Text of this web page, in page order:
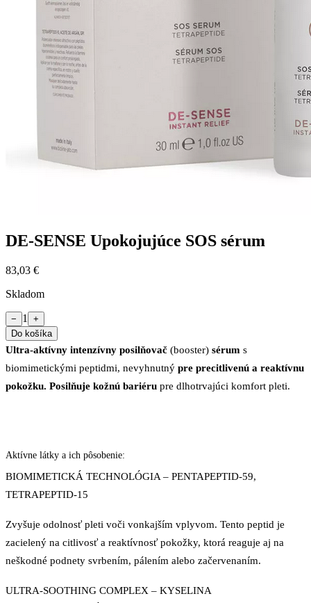
DE-SENSE Upokojujúce SOS sérum
83,03 €
Skladom
− 1
+
Do košíka
Ultra-aktívny intenzívny posilňovač (booster) sérum s
biomimetickými peptidmi, nevyhnutný pre precitlivenú a reaktívnu
pokožku. Posilňuje kožnú bariéru pre dlhotrvajúci komfort pleti.
Aktívne látky a ich pôsobenie:
BIOMIMETICKÁ TECHNOLÓGIA – PENTAPEPTID-59,
TETRAPEPTID-15
Zvyšuje odolnosť pleti voči vonkajším vplyvom. Tento peptid je
zacielený na citlivosť a reaktívnosť pokožky, ktorá reaguje aj na
neškodné podnety svrbením, pálením alebo začervenaním.
ULTRA-SOOTHING COMPLEX – KYSELINA